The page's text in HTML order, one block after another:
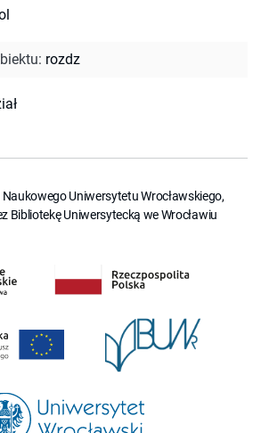
: rozdz
Uniwersytetu Wrocławskiego,
Bibliotekę Uniwersytecką we Wrocławiu